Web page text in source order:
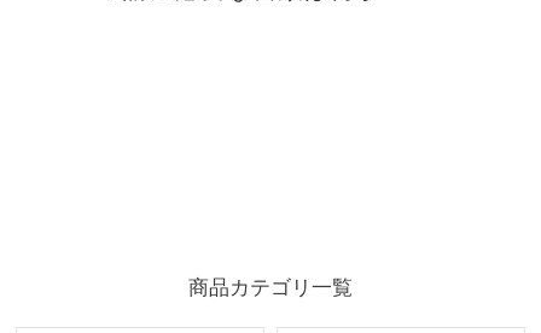
商品カテゴリ一覧